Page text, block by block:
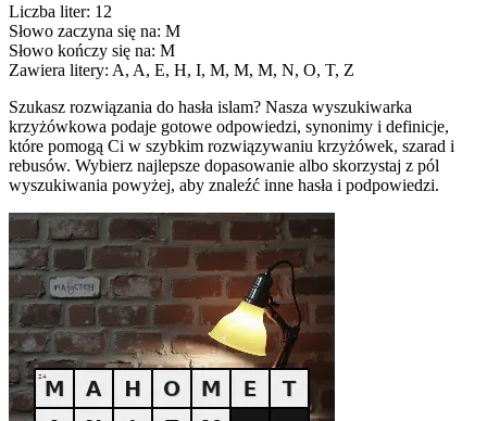
Liczba liter: 12
Słowo zaczyna się na: M
Słowo kończy się na: M
Zawiera litery: A, A, E, H, I, M, M, M, N, O, T, Z
Szukasz rozwiązania do hasła islam? Nasza wyszukiwarka
krzyżówkowa podaje gotowe odpowiedzi, synonimy i definicje,
które pomogą Ci w szybkim rozwiązywaniu krzyżówek, szarad i
rebusów. Wybierz najlepsze dopasowanie albo skorzystaj z pól
wyszukiwania powyżej, aby znaleźć inne hasła i podpowiedzi.